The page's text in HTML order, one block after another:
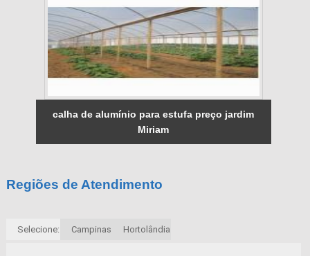
calha de alumínio para estufa preço jardim
Miriam
Regiões de Atendimento
Selecione: Campinas Hortolândia